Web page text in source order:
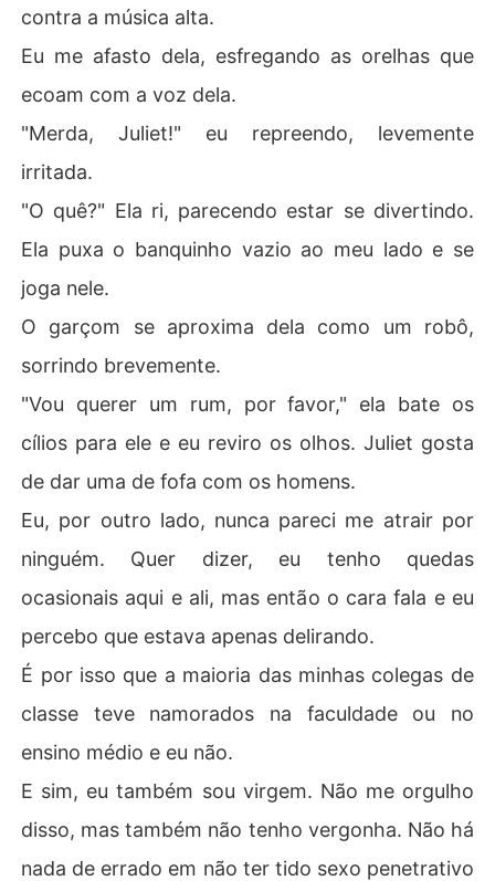
contra a música alta.
Eu me afasto dela, esfregando as orelhas que
ecoam com a voz dela.
"Merda, Juliet!" eu repreendo, levemente
irritada.
"O quê?" Ela ri, parecendo estar se divertindo.
Ela puxa o banquinho vazio ao meu lado e se
joga nele.
O garçom se aproxima dela como um robô,
sorrindo brevemente.
"Vou querer um rum, por favor," ela bate os
cílios para ele e eu reviro os olhos. Juliet gosta
de dar uma de fofa com os homens.
Eu, por outro lado, nunca pareci me atrair por
ninguém. Quer dizer, eu tenho quedas
ocasionais aqui e ali, mas então o cara fala e eu
percebo que estava apenas delirando.
É por isso que a maioria das minhas colegas de
classe teve namorados na faculdade ou no
ensino médio e eu não.
E sim, eu também sou virgem. Não me orgulho
disso, mas também não tenho vergonha. Não há
nada de errado em não ter tido sexo penetrativo